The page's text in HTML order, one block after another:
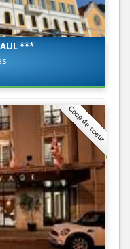
***
Coup de coeur